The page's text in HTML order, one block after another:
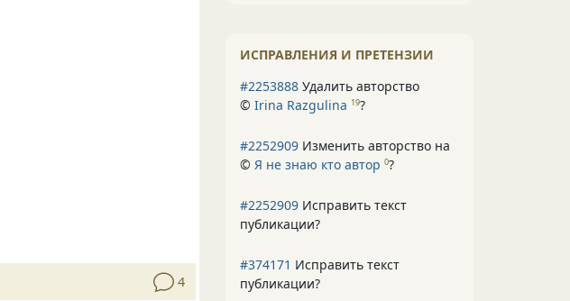
4
ИСПРАВЛЕНИЯ И ПРЕТЕНЗИИ
#2253888 Удалить авторство
© Irina Razgulina 19?
#2252909 Изменить авторство на
© Я не знаю кто автор 0?
#2252909 Исправить текст
публикации?
#374171 Исправить текст
публикации?